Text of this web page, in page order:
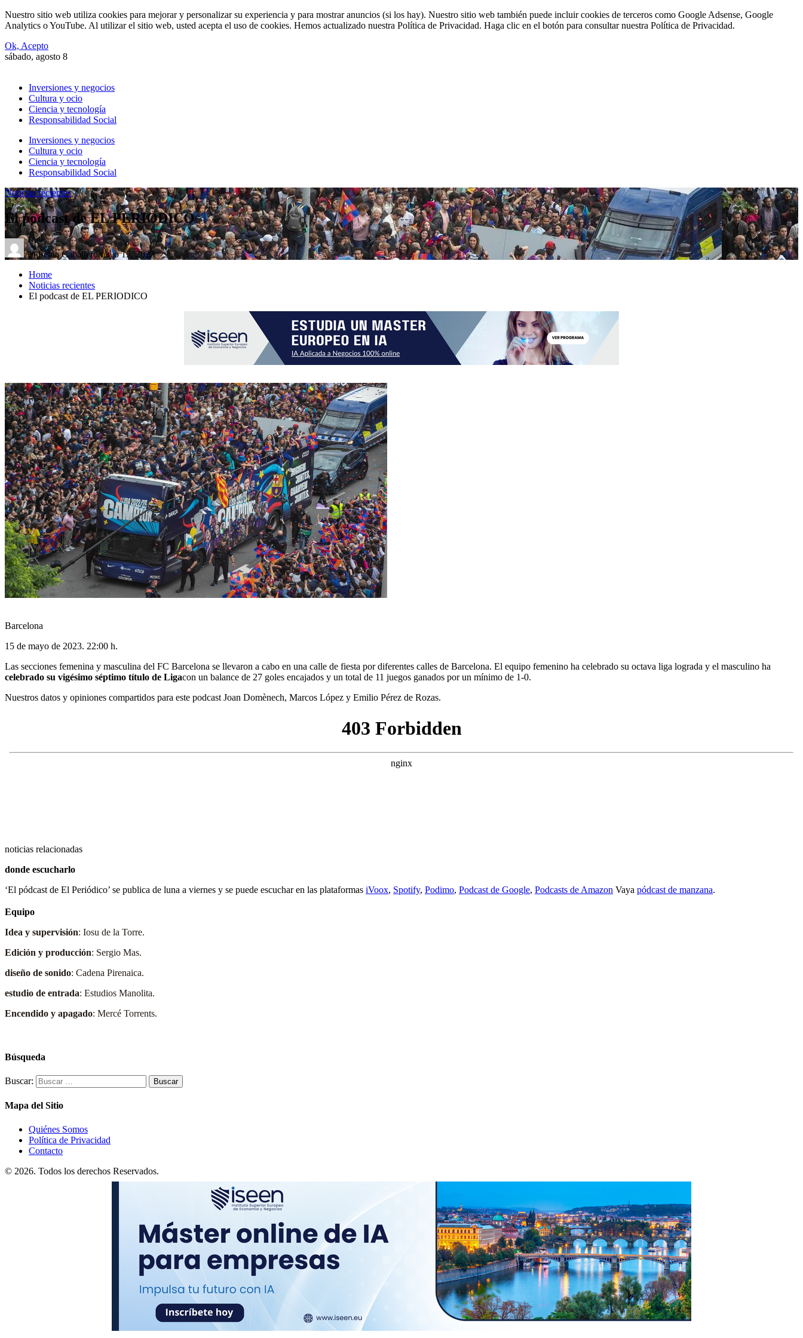
Nuestro sitio web utiliza cookies para mejorar y personalizar su experiencia y para mostrar anuncios (si los hay). Nuestro sitio web también puede incluir cookies de terceros como Google Adsense, Google
Analytics o YouTube. Al utilizar el sitio web, usted acepta el uso de cookies. Hemos actualizado nuestra Política de Privacidad. Haga clic en el botón para consultar nuestra Política de Privacidad.
Ok, Acepto
sábado, agosto 8
Inversiones y negocios
Cultura y ocio
Ciencia y tecnología
Responsabilidad Social
Inversiones y negocios
Cultura y ocio
Ciencia y tecnología
Responsabilidad Social
Noticias recientes
El podcast de EL PERIODICO
Andreína Caballeromayo 15, 2023
Home
Noticias recientes
El podcast de EL PERIODICO
Barcelona
15 de mayo de 2023. 22:00 h.
Las secciones femenina y masculina del FC Barcelona se llevaron a cabo en una calle de fiesta por diferentes calles de Barcelona. El equipo femenino ha celebrado su octava liga lograda y el masculino ha
celebrado su vigésimo séptimo título de Ligacon un balance de 27 goles encajados y un total de 11 juegos ganados por un mínimo de 1-0.
Nuestros datos y opiniones compartidos para este podcast Joan Domènech, Marcos López y Emilio Pérez de Rozas.
noticias relacionadas
donde escucharlo
‘El pódcast de El Periódico’ se publica de luna a viernes y se puede escuchar en las plataformas iVoox, Spotify, Podimo, Podcast de Google, Podcasts de Amazon Vaya pódcast de manzana.
Equipo
Idea y supervisión: Iosu de la Torre.
Edición y producción: Sergio Mas.
diseño de sonido: Cadena Pirenaica.
estudio de entrada: Estudios Manolita.
Encendido y apagado: Mercé Torrents.
Búsqueda
Buscar:
Mapa del Sitio
Quiénes Somos
Política de Privacidad
Contacto
© 2026. Todos los derechos Reservados.